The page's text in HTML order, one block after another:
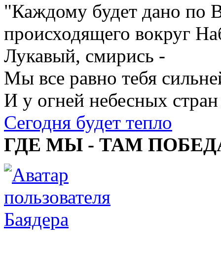
"Каждому будет дано по
происходящего вокруг
Лукавый, смирись -
Мы все равно тебя
И у огней небесных стран
Сегодня будет тепло
ГДЕ МЫ - ТАМ
Баядера